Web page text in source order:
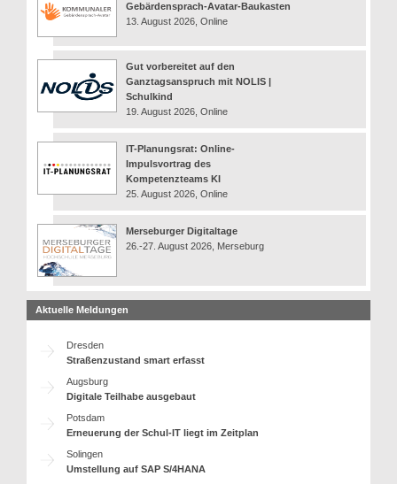
Gebärdensprach-Avatar-Baukasten
13. August 2026, Online
Gut vorbereitet auf den
Ganztagsanspruch mit NOLIS |
Schulkind
19. August 2026, Online
IT-Planungsrat: Online-
Impulsvortrag des
Kompetenzteams KI
25. August 2026, Online
Merseburger Digitaltage
26.-27. August 2026, Merseburg
Aktuelle Meldungen
Dresden
Straßenzustand smart erfasst
Augsburg
Digitale Teilhabe ausgebaut
Potsdam
Erneuerung der Schul-IT liegt im Zeitplan
Solingen
Umstellung auf SAP S/4HANA